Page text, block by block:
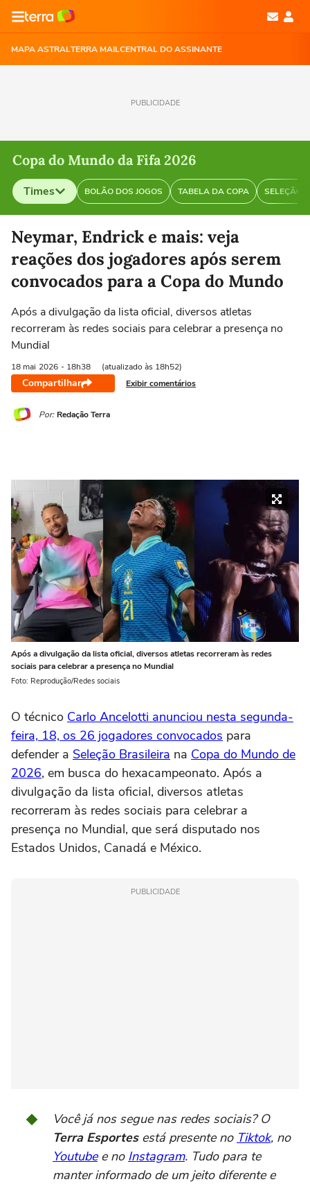
MAPA ASTRALTERRA MAILCENTRAL DO ASSINANTE
PUBLICIDADE
Copa do Mundo da Fifa 2026
Times BOLÃO DOS JOGOS TABELA DA COPA SELEÇÃO
Selecione o time para ver as notícias
Neymar, Endrick e mais: veja
reações dos jogadores após serem
convocados para a Copa do Mundo
Após a divulgação da lista oficial, diversos atletas
recorreram às redes sociais para celebrar a presença no
Mundial
18 mai 2026 - 18h38 (atualizado às 18h52)
Compartilhar Exibir comentários
Por: Redação Terra
Após a divulgação da lista oficial, diversos atletas recorreram às redes
sociais para celebrar a presença no Mundial
Foto: Reprodução/Redes sociais
O técnico Carlo Ancelotti anunciou nesta segunda-
feira, 18, os 26 jogadores convocados para
defender a Seleção Brasileira na Copa do Mundo de
2026, em busca do hexacampeonato. Após a
divulgação da lista oficial, diversos atletas
recorreram às redes sociais para celebrar a
presença no Mundial, que será disputado nos
Estados Unidos, Canadá e México.
PUBLICIDADE
Você já nos segue nas redes sociais? O
Terra Esportesestá presente no Tiktok, no
Youtubee no Instagram. Tudo para te
manter informado de um jeito diferente e